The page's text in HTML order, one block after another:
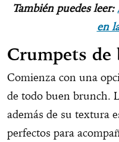
También puedes leer:
en
Crumpets
Comienza con una
de todo buen brunch.
además de su textura
perfectos para